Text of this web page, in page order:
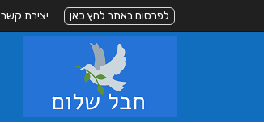
לפרסום באתר לחץ כאן יצירת קשר